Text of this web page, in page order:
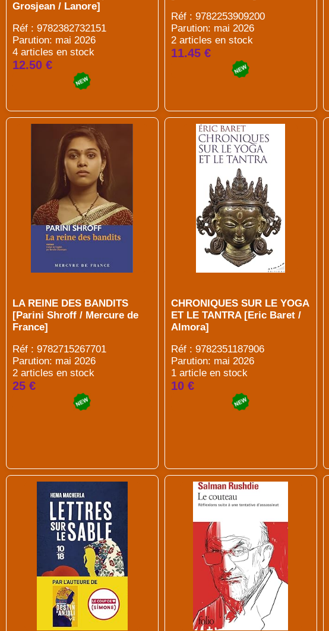
Grosjean / Lanore]
Réf : 9782382732151
Parution: mai 2026
4 articles en stock
12.50 €
Réf : 9782253909200
Parution: mai 2026
2 articles en stock
11.45 €
LA REINE DES BANDITS
[Parini Shroff / Mercure de
France]
Réf : 9782715267701
Parution: mai 2026
2 articles en stock
25 €
CHRONIQUES SUR LE YOGA
ET LE TANTRA [Eric Baret /
Almora]
Réf : 9782351187906
Parution: mai 2026
1 article en stock
10 €